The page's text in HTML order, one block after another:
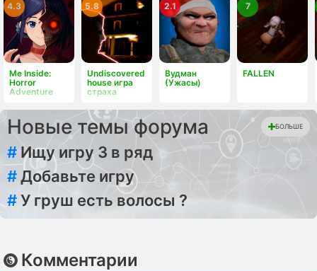
Me Inside:
Horror
Adventure
4.3
Undiscovered
house игра
страха
5.8
Вудман
(Ужасы)
2.1
FALLEN
7
Новые темы форума БОЛЬШЕ
# Ищу игру 3 в ряд
#Добавьте игру
#У груш есть волосы ?
Комментарии